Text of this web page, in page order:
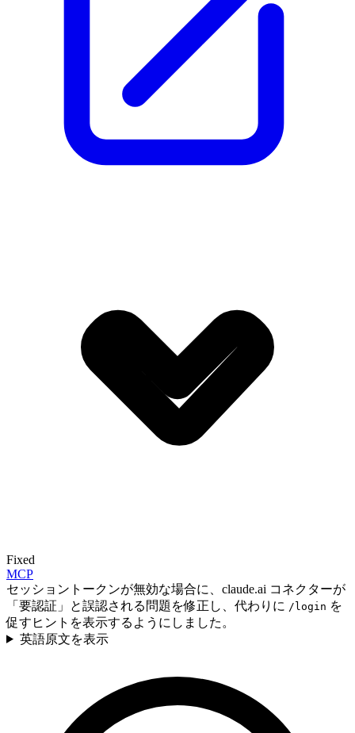
Fixed
MCP
セッショントークンが無効な場合に、claude.ai コネクターが
「要認証」と誤認される問題を修正し、代わりに /login を
促すヒントを表示するようにしました。
英語原文を表示